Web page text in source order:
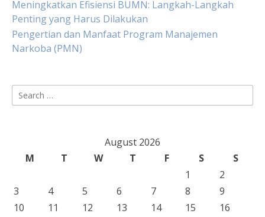
Meningkatkan Efisiensi BUMN: Langkah-Langkah
Penting yang Harus Dilakukan
Pengertian dan Manfaat Program Manajemen
Narkoba (PMN)
Search
for:
August 2026
M
T W T F S
S
1
2
3
4 5 6 7 8
9
10
11 12 13 14 15
16